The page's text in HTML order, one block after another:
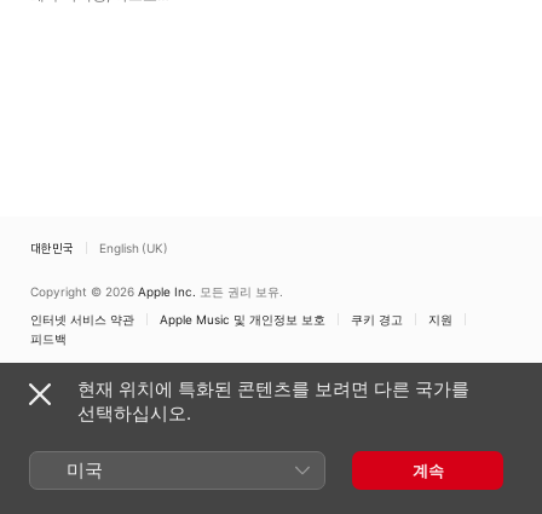
대한민국 English (UK)
Copyright © 2026 Apple Inc. 모든 권리 보유.
인터넷 서비스 약관
Apple Music 및 개인정보 보호 쿠키 경고
지원
피드백
현재 위치에 특화된 콘텐츠를 보려면 다른 국가를
선택하십시오.
미국 계속